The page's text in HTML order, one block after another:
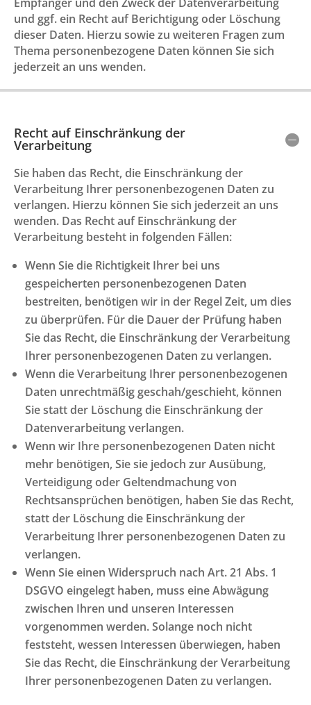
und ggf. ein Recht auf Berichtigung oder Löschung
dieser Daten. Hierzu sowie zu weiteren Fragen zum
Thema personenbezogene Daten können Sie sich
jederzeit an uns wenden.
Recht auf Einschränkung der
Verarbeitung
Sie haben das Recht, die Einschränkung der
Verarbeitung Ihrer personenbezogenen Daten zu
verlangen. Hierzu können Sie sich jederzeit an uns
wenden. Das Recht auf Einschränkung der
Verarbeitung besteht in folgenden Fällen:
Wenn Sie die Richtigkeit Ihrer bei uns
gespeicherten personenbezogenen Daten
bestreiten, benötigen wir in der Regel Zeit, um dies
zu überprüfen. Für die Dauer der Prüfung haben
Sie das Recht, die Einschränkung der Verarbeitung
Ihrer personenbezogenen Daten zu verlangen.
Wenn die Verarbeitung Ihrer personenbezogenen
Daten unrechtmäßig geschah/geschieht, können
Sie statt der Löschung die Einschränkung der
Datenverarbeitung verlangen.
Wenn wir Ihre personenbezogenen Daten nicht
mehr benötigen, Sie sie jedoch zur Ausübung,
Verteidigung oder Geltendmachung von
Rechtsansprüchen benötigen, haben Sie das Recht,
statt der Löschung die Einschränkung der
Verarbeitung Ihrer personenbezogenen Daten zu
verlangen.
Wenn Sie einen Widerspruch nach Art. 21 Abs. 1
DSGVO eingelegt haben, muss eine Abwägung
zwischen Ihren und unseren Interessen
vorgenommen werden. Solange noch nicht
feststeht, wessen Interessen überwiegen, haben
Sie das Recht, die Einschränkung der Verarbeitung
Ihrer personenbezogenen Daten zu verlangen.